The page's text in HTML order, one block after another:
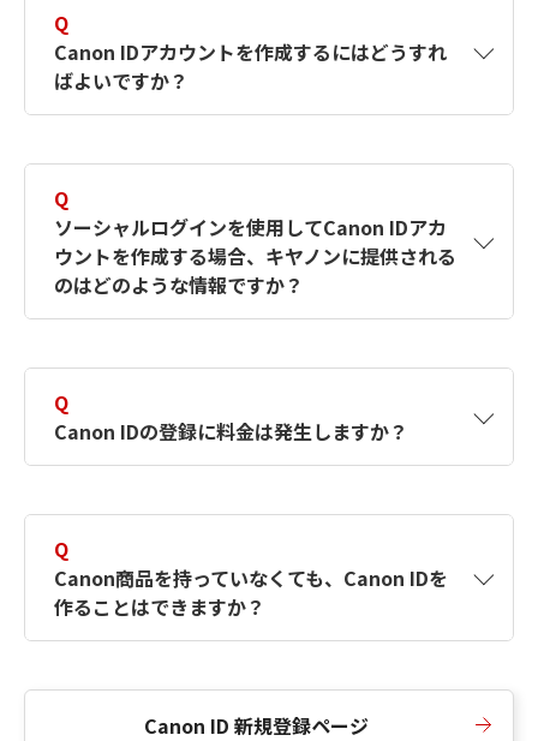
Q
Canon IDアカウントを作成するにはどうすれ
ばよいですか？
す。詳しい作成方法は【カメラ】Canon IDとは
何ですか？Canon IDの作成方法は？をご確認く
ださい。
Q
ソーシャルログインを使用してCanon IDアカ
ウントを作成する場合、キヤノンに提供される
のはどのような情報ですか？
択したサービスから取得します。アカウントを
簡単に作成できるように、この情報を使用して
Canon IDの登録フォームを入力します。
Q
Canon IDの登録に料金は発生しますか？
Q
Canon商品を持っていなくても、Canon IDを
作ることはできますか？
Canon ID 新規登録ページ